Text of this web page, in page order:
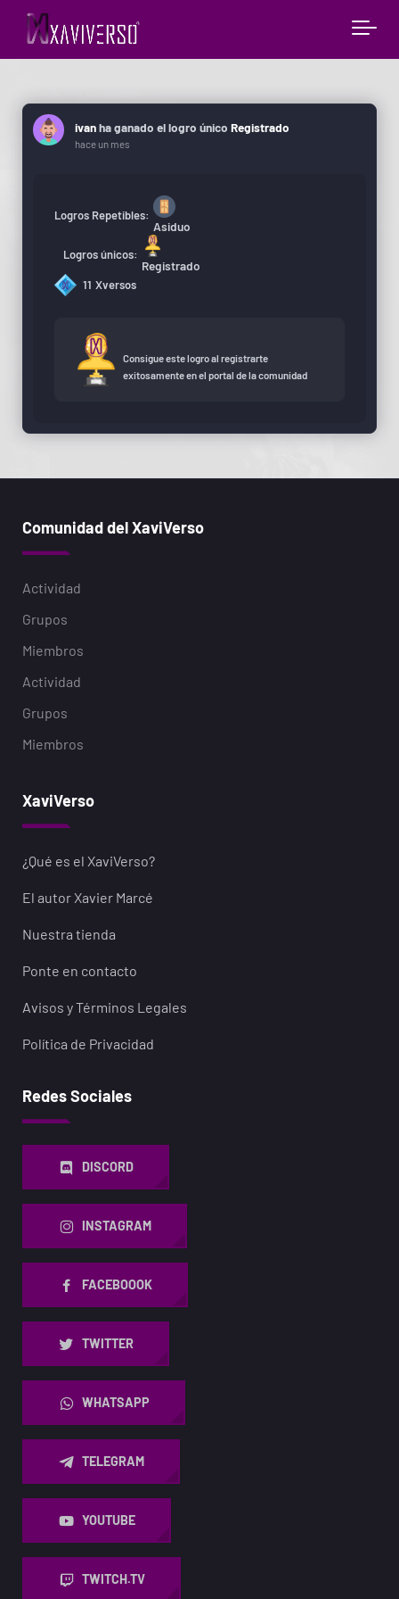
ivanha ganado el logro únicoRegistrado
hace un mes
11 Xversos
Logros Repetibles:
Asiduo
Logros únicos:
Registrado
Consigue este logro al registrarte
exitosamente en el portal de la comunidad
Comunidad del XaviVerso
Actividad
Grupos
Miembros
Actividad
Grupos
Miembros
XaviVerso
¿Qué es el XaviVerso?
El autor Xavier Marcé
Nuestra tienda
Ponte en contacto
Avisos y Términos Legales
Política de Privacidad
Redes Sociales
DISCORD
INSTAGRAM
FACEBOOOK
TWITTER
WHATSAPP
TELEGRAM
YOUTUBE
TWITCH.TV